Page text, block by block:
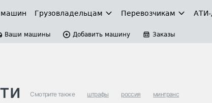
машин Грузовладельцам Перевозчикам
Ваши машины Добавить машину Заказы
Смотрите также штрафы россия минтранс